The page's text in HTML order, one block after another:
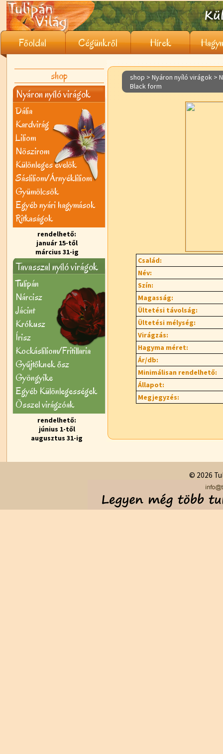
Főoldal Cégünkről Hírek
shop
Nyáron nyíló virágok
Dália
Kardvirág
Liliom
Nõszirom
Különleges évelõk
Sásliliom/Árnyékliliom
Gyümölcsök
Egyéb nyári hagymások
Ritkaságok
rendelhető:
január 15-től
március 31-ig
Tavasszal nyíló virágok
Tulipán
Nárcisz
Jácint
Krókusz
Írisz
Kockásliliom/Fritillaria
Gyűjtőknek ősz
Gyöngyike
Egyéb Különlegességek
Õsszel virágzóak
rendelhető:
június 1-től
augusztus 31-ig
shop > Nyáron nyíló virágok >
Black form
Család:
Név:
Szín:
Magasság:
Ültetési távolság:
Ültetési mélység:
Virágzás:
Hagyma méret:
Ár/db:
Minimálisan rendelhető:
Állapot:
Megjegyzés:
© 2026